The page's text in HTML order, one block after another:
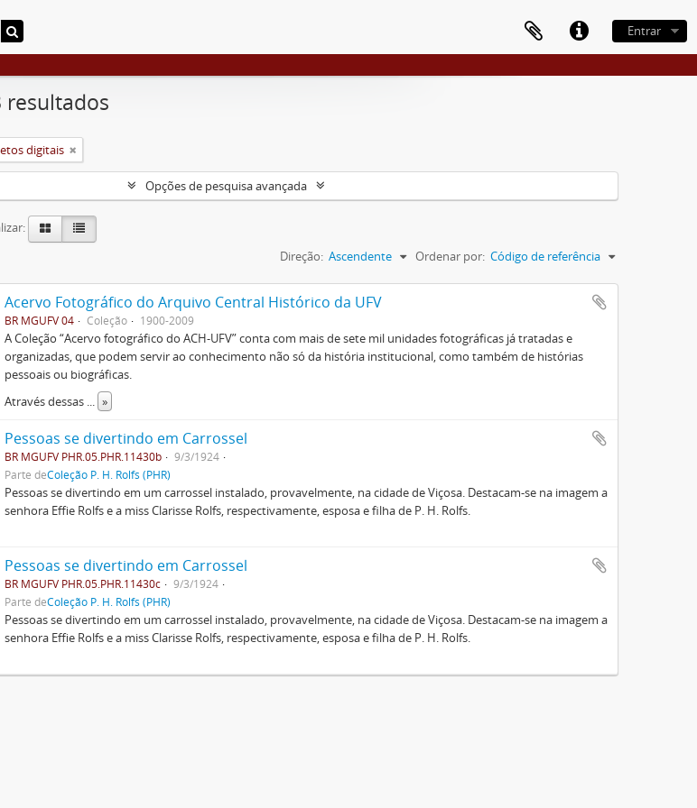
Entrar
resultados
digitais
Opções de pesquisa avançada
Ordenar por: Código de referência
Direção: Ascendente
Acervo Fotográfico do Arquivo Central Histórico da UFV
BR MGUFV 04 Coleção 1900-2009
A Coleção “Acervo fotográfico do ACH-UFV” conta com mais de sete mil unidades fotográficas já tratadas e
organizadas, que podem servir ao conhecimento não só da história institucional, como também de histórias
pessoais ou biográficas.
Através dessas
»
Pessoas se divertindo em Carrossel
BR MGUFV PHR.05.PHR.11430b
9/3/1924
Parte deColeção P. H. Rolfs (PHR)
Pessoas se divertindo em um carrossel instalado, provavelmente, na cidade de Viçosa. Destacam-se na imagem a
senhora Effie Rolfs e a miss Clarisse Rolfs, respectivamente, esposa e filha de P. H. Rolfs.
Pessoas se divertindo em Carrossel
BR MGUFV PHR.05.PHR.11430c
9/3/1924
Parte deColeção P. H. Rolfs (PHR)
Pessoas se divertindo em um carrossel instalado, provavelmente, na cidade de Viçosa. Destacam-se na imagem a
senhora Effie Rolfs e a miss Clarisse Rolfs, respectivamente, esposa e filha de P. H. Rolfs.